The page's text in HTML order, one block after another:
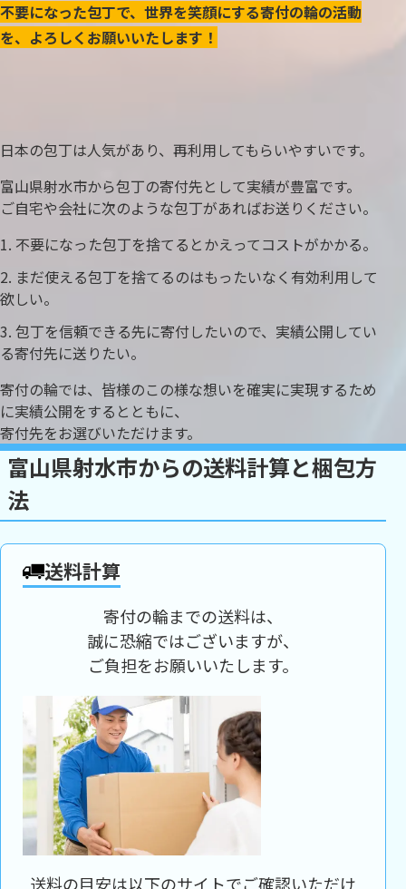
不要になった包丁で、世界を笑顔にする寄付の輪の活動
を、よろしくお願いいたします！
日本の包丁は人気があり、再利用してもらいやすいです。
富山県射水市から包丁の寄付先として実績が豊富です。
ご自宅や会社に次のような包丁があればお送りください。
不要になった包丁を捨てるとかえってコストがかかる。
まだ使える包丁を捨てるのはもったいなく有効利用して
欲しい。
包丁を信頼できる先に寄付したいので、実績公開してい
る寄付先に送りたい。
寄付の輪では、皆様のこの様な想いを確実に実現するため
に実績公開をするとともに、
寄付先をお選びいただけます。
富山県射水市からの送料計算と梱包方
法
送料計算
寄付の輪までの送料は、
誠に恐縮ではございますが、
ご負担をお願いいたします。
送料の目安は以下のサイトでご確認いただけ